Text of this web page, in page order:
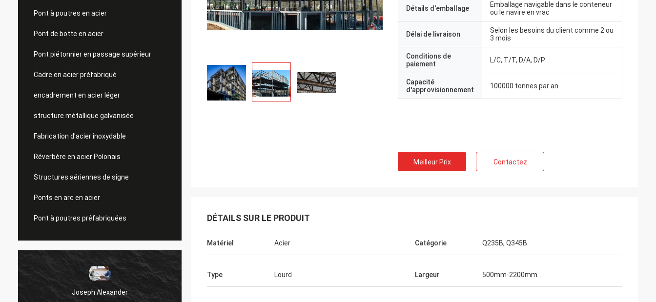
Pont à poutres en acier
Pont de botte en acier
Pont piétonnier en passage supérieur
Cadre en acier préfabriqué
encadrement en acier léger
structure métallique galvanisée
Fabrication d'acier inoxydable
Réverbère en acier Polonais
Structures aériennes de signe
Ponts en arc en acier
Pont à poutres préfabriquées
Joseph Alexander
Détails d'emballage
Emballage navigable dans le conteneur
ou le navire en vrac
Délai de livraison
Selon les besoins du client comme 2 ou
3 mois
Conditions de
paiement
L/C, T/T, D/A, D/P
Capacité
d'approvisionnement
100000 tonnes par an
Meilleur Prix Contactez
DÉTAILS SUR LE PRODUIT
Matériel Acier Catégorie Q235B, Q345B
Type Lourd Largeur 500mm-2200mm